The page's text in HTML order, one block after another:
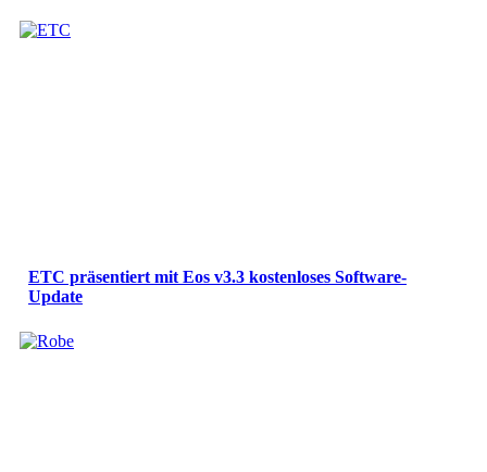
ETC präsentiert mit Eos v3.3 kostenloses Software-
Update